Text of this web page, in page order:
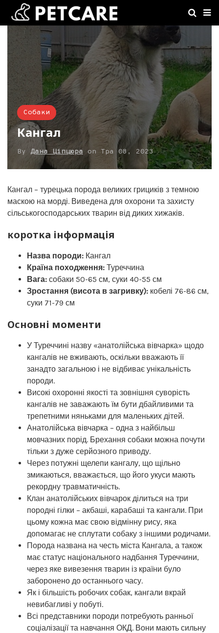
Собаки
Кангал
By Дана Ціпцюраon Тра 08, 2023
Кангал – турецька порода великих грициків з темною
маскою на морді. Виведена для охорони та захисту
сільськогосподарських тварин від диких хижаків.
коротка інформація
Назва породи: Кангал
Країна походження: Туреччина
Вага: собаки 50-65 см, суки 40-55 см
Зростання (висота в загривку): кобелі 76-86 см,
суки 71-79 см
Основні моменти
У Туреччині назву «анатолійська вівчарка» щодо
кангалів не вживають, оскільки вважають її
занадто загальною і не відбиває унікальність
породи.
Високі охоронні якості та зовнішня суворість
кангалів не заважають їм бути дбайливими та
трепетними няньками для маленьких дітей.
Анатолійська вівчарка – одна з найбільш
мовчазних порід. Брехання собаки можна почути
тільки з дуже серйозного приводу.
Через потужні щелепи кангалу, що щільно
змикаються, вважається, що його укуси мають
рекордну травматичність.
Клан анатолійських вівчарок ділиться на три
породні гілки – акбаші, карабаші та кангали. При
цьому кожна має свою відмінну рису, яка
допомагає не сплутати собаку з іншими родичами.
Порода названа на честь міста Кангала, а також
має статус національного надбання Туреччини,
через яке вивезення тварин із країни було
заборонено до останнього часу.
Як і більшість робочих собак, кангали вкрай
невибагливі у побуті.
Всі представники породи потребують ранньої
соціалізації та навчання ОКД. Вони мають сильну